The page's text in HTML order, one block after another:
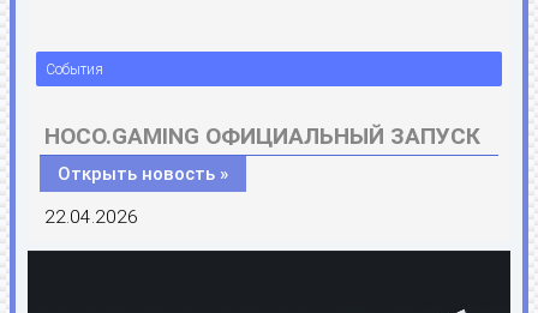
События
HOCO.GAMING ОФИЦИАЛЬНЫЙ ЗАПУСК
Открыть новость »
22.04.2026